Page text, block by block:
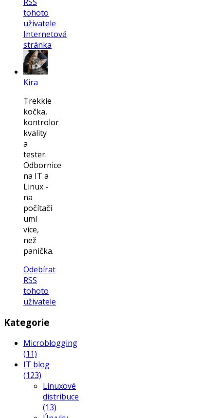
tohoto
uživatele
Internetová
stránka
Kira
Trekkie
kočka,
kontrolor
kvality
a
tester.
Odbornice
na IT a
Linux -
na
počítači
umí
více,
než
panička.
Odebírat
RSS
tohoto
uživatele
Kategorie
Microblogging
(11)
IT blog
(123)
Linuxové
distribuce
(13)